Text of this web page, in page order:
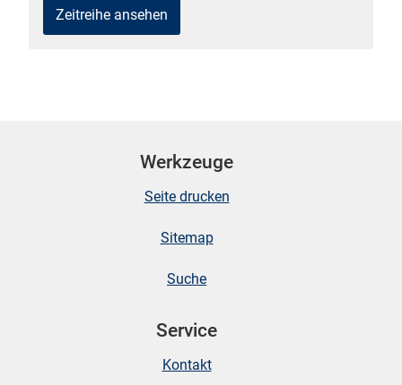
Zeitreihe ansehen
Werkzeuge
Seite drucken
Sitemap
Suche
Service
Kontakt